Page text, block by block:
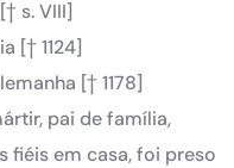
s. VIII]
[† 1124]
[† 1178]
pai de família,
fiéis em casa, foi preso